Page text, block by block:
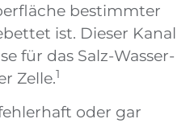
bestimmter
ist. Dieser Kanal
für das Salz-Wasser-
Zelle.1
oder gar